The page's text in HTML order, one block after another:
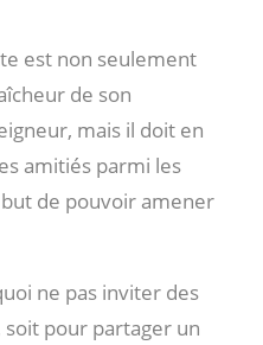
est non seulement
de son
mais il doit en
amitiés parmi les
de pouvoir amener
ne pas inviter des
soit pour partager un